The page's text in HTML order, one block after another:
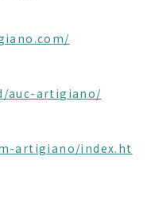
auc-artigiano/
artigiano/index.ht